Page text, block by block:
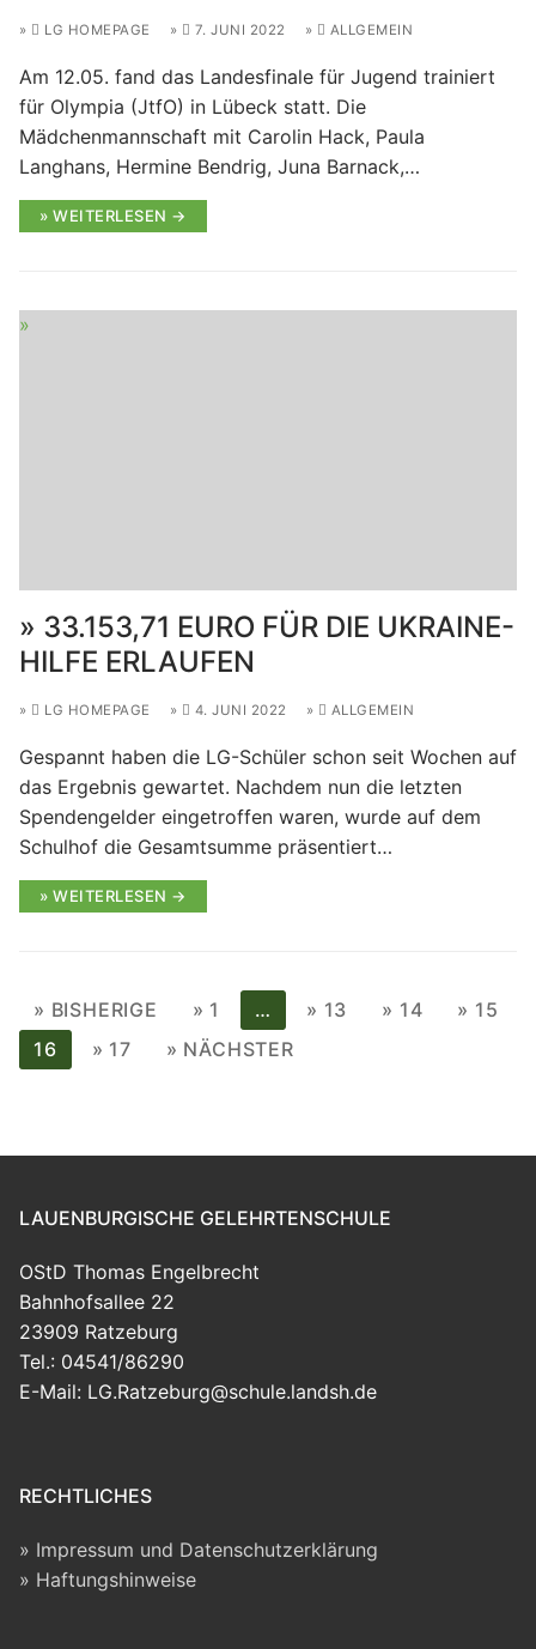
LG HOMEPAGE 7. JUNI 2022 ALLGEMEIN
Am 12.05. fand das Landesfinale für Jugend trainiert
für Olympia (JtfO) in Lübeck statt. Die
Mädchenmannschaft mit Carolin Hack, Paula
Langhans, Hermine Bendrig, Juna Barnack,…
WEITERLESEN →
33.153,71 EURO FÜR DIE UKRAINE-
HILFE ERLAUFEN
LG HOMEPAGE 4. JUNI 2022 ALLGEMEIN
Gespannt haben die LG-Schüler schon seit Wochen auf
das Ergebnis gewartet. Nachdem nun die letzten
Spendengelder eingetroffen waren, wurde auf dem
Schulhof die Gesamtsumme präsentiert…
WEITERLESEN →
SEITENNUMMERIERUNG
DER
BEITRÄGE
BISHERIGE 1 … 13 14
15
16
17 NÄCHSTER
LAUENBURGISCHE GELEHRTENSCHULE
OStD Thomas Engelbrecht
Bahnhofsallee 22
23909 Ratzeburg
Tel.: 04541/86290
E-Mail: LG.Ratzeburg@schule.landsh.de
RECHTLICHES
Impressum und Datenschutzerklärung
Haftungshinweise